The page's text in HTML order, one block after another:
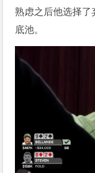
熟虑之后他选择了
底池。